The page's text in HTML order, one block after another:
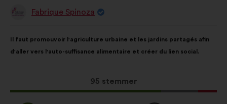
Fabrique Spinoza
indhold:
Il faut promouvoir l'agriculture urbaine et les jardins partagés afin
d'aller vers l'auto-suffisance alimentaire et créer du lien social.
Dette
forslag
95 stemmer
følgende
fordeling: